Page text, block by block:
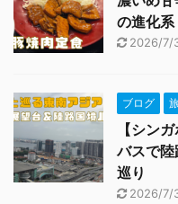
の進化
2026/7/
ブログ
【シン
バスで
巡り
2026/7/